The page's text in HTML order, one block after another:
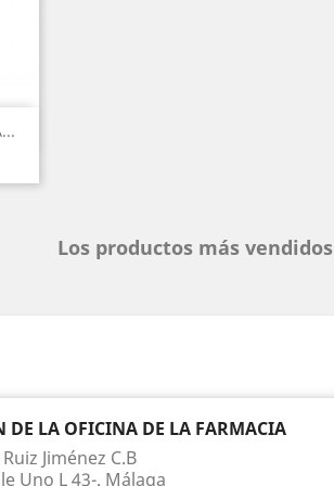
Los productos más vendidos
LA OFICINA DE LA FARMACIA
Jiménez C.B
Uno L 43-. Málaga